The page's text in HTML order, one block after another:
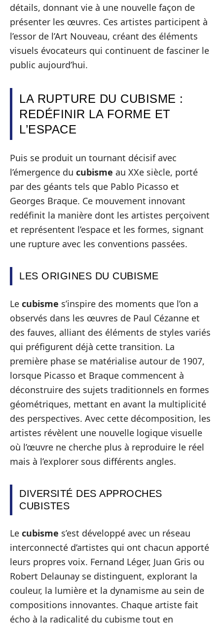
détails, donnant vie à une nouvelle façon de
présenter les œuvres. Ces artistes participent à
l’essor de l’Art Nouveau, créant des éléments
visuels évocateurs qui continuent de fasciner le
public aujourd’hui.
LA RUPTURE DU CUBISME :
REDÉFINIR LA FORME ET
L’ESPACE
Puis se produit un tournant décisif avec
l’émergence du cubisme au XXe siècle, porté
par des géants tels que Pablo Picasso et
Georges Braque. Ce mouvement innovant
redéfinit la manière dont les artistes perçoivent
et représentent l’espace et les formes, signant
une rupture avec les conventions passées.
LES ORIGINES DU CUBISME
Le cubisme s’inspire des moments que l’on a
observés dans les œuvres de Paul Cézanne et
des fauves, alliant des éléments de styles variés
qui préfigurent déjà cette transition. La
première phase se matérialise autour de 1907,
lorsque Picasso et Braque commencent à
déconstruire des sujets traditionnels en formes
géométriques, mettant en avant la multiplicité
des perspectives. Avec cette décomposition, les
artistes révèlent une nouvelle logique visuelle
où l’œuvre ne cherche plus à reproduire le réel
mais à l’explorer sous différents angles.
DIVERSITÉ DES APPROCHES
CUBISTES
Le cubisme s’est développé avec un réseau
interconnecté d’artistes qui ont chacun apporté
leurs propres voix. Fernand Léger, Juan Gris ou
Robert Delaunay se distinguent, explorant la
couleur, la lumière et la dynamisme au sein de
compositions innovantes. Chaque artiste fait
écho à la radicalité du cubisme tout en